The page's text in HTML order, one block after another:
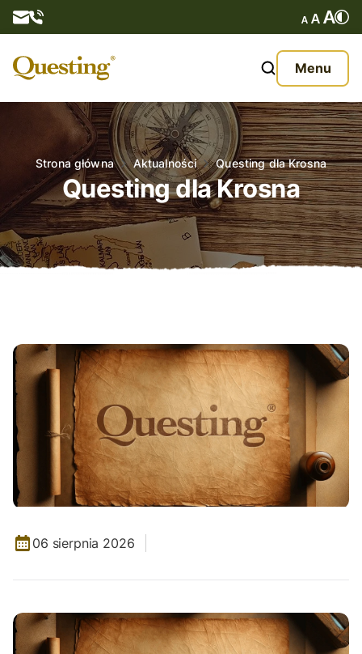
Menu
O nas
Oferta
Aktualności
Kontakt
Strona główna Aktualności Questing dla Krosna
Questing dla Krosna
06 sierpnia 2026